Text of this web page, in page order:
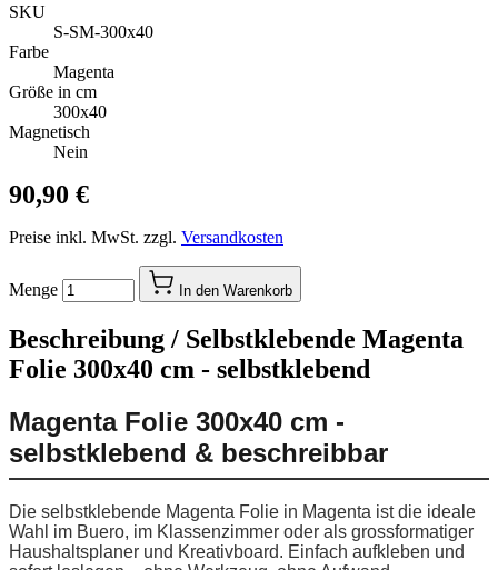
SKU
S-SM-300x40
Farbe
Magenta
Größe in cm
300x40
Magnetisch
Nein
90,90 €
Preise inkl. MwSt. zzgl. Versandkosten
Menge In den Warenkorb
Beschreibung / Selbstklebende Magenta
Folie 300x40 cm - selbstklebend
Magenta Folie 300x40 cm -
selbstklebend & beschreibbar
Die selbstklebende Magenta Folie in Magenta ist die ideale
Wahl im Buero, im Klassenzimmer oder als grossformatiger
Haushaltsplaner und Kreativboard. Einfach aufkleben und